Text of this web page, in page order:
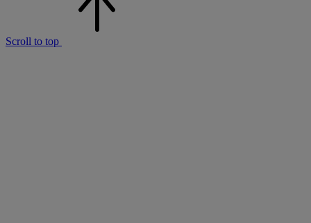
Scroll to top